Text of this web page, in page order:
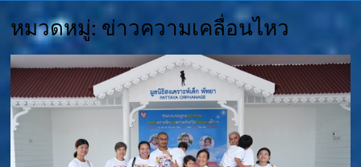
สงเคราะห์
เด็ก พัทยา
หมวดหมู่: ข่าวความเคลื่อนไหว